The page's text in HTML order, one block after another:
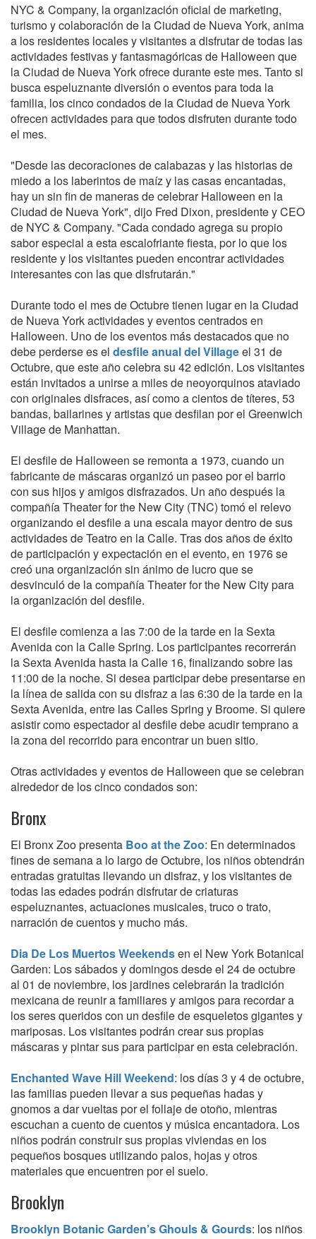
NYC & Company, la organización oficial de marketing,
turismo y colaboración de la Ciudad de Nueva York, anima
a los residentes locales y visitantes a disfrutar de todas las
actividades festivas y fantasmagóricas de Halloween que
la Ciudad de Nueva York ofrece durante este mes. Tanto si
busca espeluznante diversión o eventos para toda la
familia, los cinco condados de la Ciudad de Nueva York
ofrecen actividades para que todos disfruten durante todo
el mes.
"Desde las decoraciones de calabazas y las historias de
miedo a los laberintos de maíz y las casas encantadas,
hay un sin fin de maneras de celebrar Halloween en la
Ciudad de Nueva York", dijo Fred Dixon, presidente y CEO
de NYC & Company. "Cada condado agrega su propio
sabor especial a esta escalofriante fiesta, por lo que los
residente y los visitantes pueden encontrar actividades
interesantes con las que disfrutarán."
Durante todo el mes de Octubre tienen lugar en la Ciudad
de Nueva York actividades y eventos centrados en
Halloween. Uno de los eventos más destacados que no
debe perderse es el desfile anual del Villageel 31 de
Octubre, que este año celebra su 42 edición. Los visitantes
están invitados a unirse a miles de neoyorquinos ataviado
con originales disfraces, así como a cientos de títeres, 53
bandas, bailarines y artistas que desfilan por el Greenwich
Village de Manhattan.
El desfile de Halloween se remonta a 1973, cuando un
fabricante de máscaras organizó un paseo por el barrio
con sus hijos y amigos disfrazados. Un año después la
compañía Theater for the New City (TNC) tomó el relevo
organizando el desfile a una escala mayor dentro de sus
actividades de Teatro en la Calle. Tras dos años de éxito
de participación y expectación en el evento, en 1976 se
creó una organización sin ánimo de lucro que se
desvinculó de la compañía Theater for the New City para
la organización del desfile.
El desfile comienza a las 7:00 de la tarde en la Sexta
Avenida con la Calle Spring. Los participantes recorrerán
la Sexta Avenida hasta la Calle 16, finalizando sobre las
11:00 de la noche. Si desea participar debe presentarse en
la línea de salida con su disfraz a las 6:30 de la tarde en la
Sexta Avenida, entre las Calles Spring y Broome. Si quiere
asistir como espectador al desfile debe acudir temprano a
la zona del recorrido para encontrar un buen sitio.
Otras actividades y eventos de Halloween que se celebran
alrededor de los cinco condados son:
Bronx
El Bronx Zoo presenta Boo at the Zoo: En determinados
fines de semana a lo largo de Octubre, los niños obtendrán
entradas gratuitas llevando un disfraz, y los visitantes de
todas las edades podrán disfrutar de criaturas
espeluznantes, actuaciones musicales, truco o trato,
narración de cuentos y mucho más.
Dia De Los Muertos Weekendsen el New York Botanical
Garden: Los sábados y domingos desde el 24 de octubre
al 01 de noviembre, los jardines celebrarán la tradición
mexicana de reunir a familiares y amigos para recordar a
los seres queridos con un desfile de esqueletos gigantes y
mariposas. Los visitantes podrán crear sus propias
máscaras y pintar sus para participar en esta celebración.
Enchanted Wave Hill Weekend: los días 3 y 4 de octubre,
las familias pueden llevar a sus pequeñas hadas y
gnomos a dar vueltas por el follaje de otoño, mientras
escuchan a cuento de cuentos y música encantadora. Los
niños podrán construir sus propias viviendas en los
pequeños bosques utilizando palos, hojas y otros
materiales que encuentren por el suelo.
Brooklyn
Brooklyn Botanic Garden’s Ghouls & Gourds: los niños